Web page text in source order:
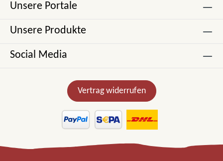
Unsere Portale
Unsere Produkte
Social Media
Vertrag widerrufen